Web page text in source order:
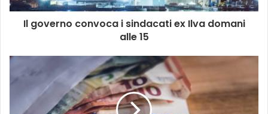
Il governo convoca i sindacati ex Ilva domani
alle 15